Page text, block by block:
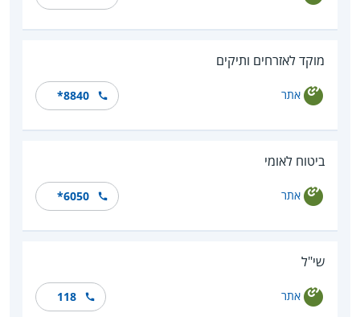
מוקד לאזרחים ותיקים
אתר *8840
ביטוח לאומי
אתר *6050
שי"ל
אתר 118